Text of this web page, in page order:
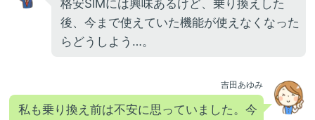
格安SIMには興味あるけど、乗り換えした
後、今まで使えていた機能が使えなくなった
らどうしよう…。
吉田あゆみ
私も乗り換え前は不安に思っていました。今